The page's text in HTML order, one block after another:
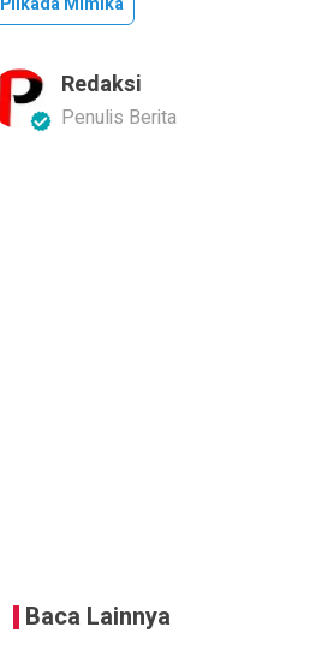
Redaksi
Penulis Berita
Baca Lainnya